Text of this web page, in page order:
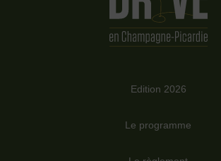
Edition 2026
Le programme